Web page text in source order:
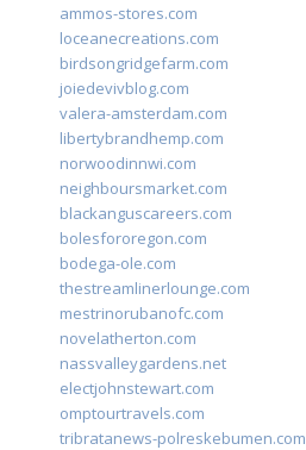
ammos-stores.com
loceanecreations.com
birdsongridgefarm.com
joiedevivblog.com
valera-amsterdam.com
libertybrandhemp.com
norwoodinnwi.com
neighboursmarket.com
blackanguscareers.com
bolesfororegon.com
bodega-ole.com
thestreamlinerlounge.com
mestrinorubanofc.com
novelatherton.com
nassvalleygardens.net
electjohnstewart.com
omptourtravels.com
tribratanews-polreskebumen.com